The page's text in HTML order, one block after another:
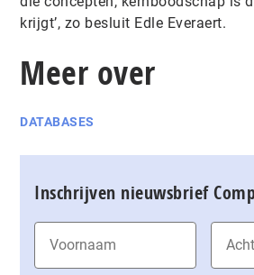
krijgt’, zo besluit Edle Everaert.
Meer over
DATABASES
Inschrijven nieuwsbrief